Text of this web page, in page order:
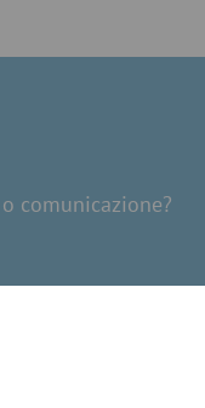
comunicazione?